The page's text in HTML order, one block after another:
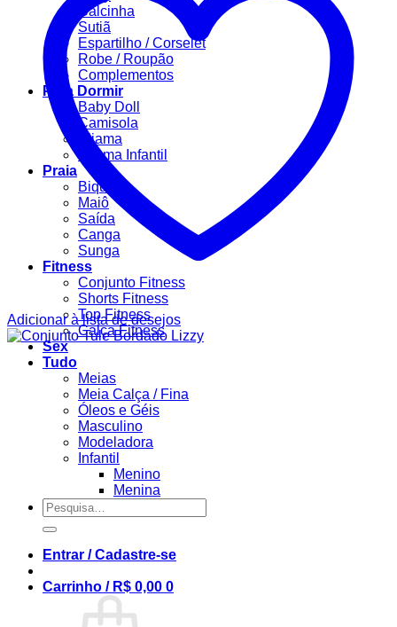
Calcinha
Sutiã
Espartilho / Corselet
Robe / Roupão
Complementos
Para Dormir
Baby Doll
Camisola
Pijama
Pijama Infantil
Praia
Biquíni
Maiô
Saída
Canga
Sunga
Fitness
Conjunto Fitness
Shorts Fitness
Top Fitness
Calça Fitness
Sex
Tudo
Meias
Meia Calça / Fina
Óleos e Géis
Masculino
Modeladora
Infantil
Menino
Menina
Pesquisar
por:
Entrar / Cadastre-se
Carrinho / R$ 0,00 0
Adicionar à lista de desejos